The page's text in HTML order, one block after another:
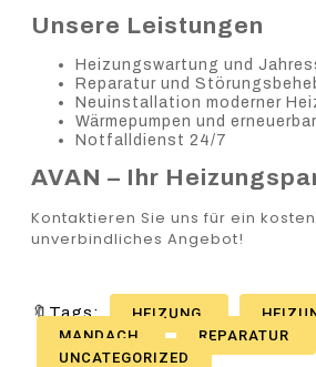
Unsere Leistungen
Heizungswartung und
Reparatur und
Neuinstallation moderner
Wärmepumpen und
Notfalldienst 24/7
AVAN – Ihr
Kontaktieren Sie uns für ein
unverbindliches Angebot!
🔖Tags: HEIZUNG
MANDACH
REPARATUR
UNCATEGORIZED